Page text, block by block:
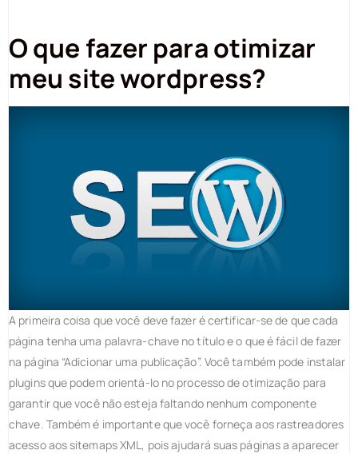
O que fazer para otimizar
meu site wordpress?
A primeira coisa que você deve fazer é certificar-se de que cada
página tenha uma palavra-chave no título e o que é fácil de fazer
na página “Adicionar uma publicação”. Você também pode instalar
plugins que podem orientá-lo no processo de otimização para
garantir que você não esteja faltando nenhum componente
chave. Também é importante que você forneça aos rastreadores
acesso aos sitemaps XML, pois ajudará suas páginas a aparecer